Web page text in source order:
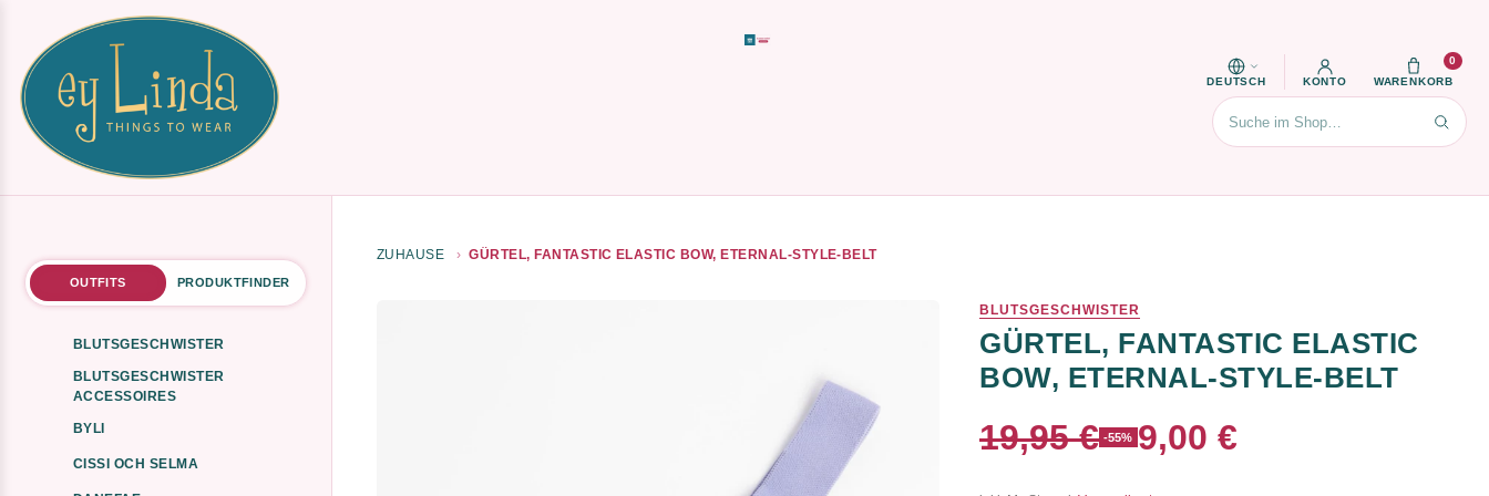
DEUTSCH KONTO WARENKORB
0
Suchen
OUTFITS PRODUKTFINDER
BLUTSGESCHWISTER
BLUTSGESCHWISTER
ACCESSOIRES
BYLI
CISSI OCH SELMA
ZUHAUSE GÜRTEL, FANTASTIC ELASTIC BOW, ETERNAL-STYLE-BELT
BLUTSGESCHWISTER
GÜRTEL, FANTASTIC ELASTIC
BOW, ETERNAL-STYLE-BELT
19,95 € -55% 9,00 €